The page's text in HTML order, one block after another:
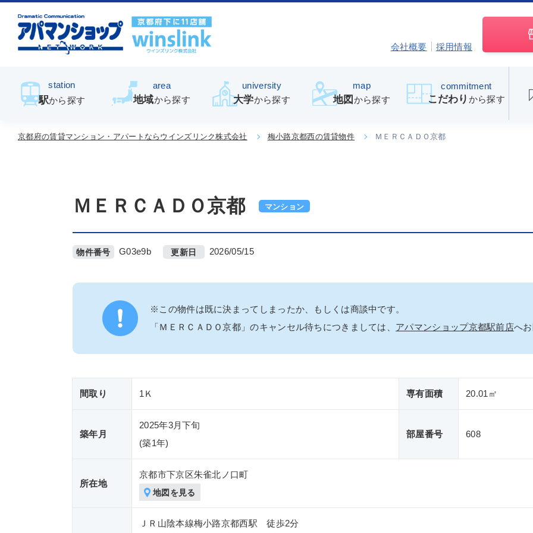
会社概要 採用情報
station
駅から探す
area
地域から探す
university
大学から探す
map
地図 から探す
commitment
こだわり から探す
京都府の賃貸マンション・アパートならウインズリンク株式会社 梅小路京都西の賃貸物件 ＭＥＲＣＡＤＯ京都
マンション
ＭＥＲＣＡＤＯ京都
物件番号 G03e9b 更新日 2026/05/15
※この物件は既に決まってしまったか、もしくは商談中です。
「ＭＥＲＣＡＤＯ京都」のキャンセル待ちにつきましては、 アパマンショップ京都駅前店へ
間取り 1Ｋ 専有面積 20.01㎡
築年月
2025年3月下旬
(築1年)
部屋番号 608
所在地
京都市下京区朱雀北ノ口町
地図を見る
ＪＲ山陰本線梅小路京都西駅 徒歩2分